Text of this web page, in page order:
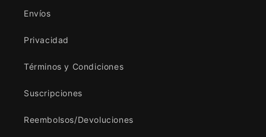
Envíos
Privacidad
Términos y Condiciones
Suscripciones
Reembolsos/Devoluciones